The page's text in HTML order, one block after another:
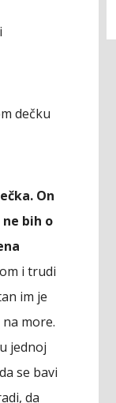
dečku
On
bih o
i trudi
im je
more.
jednoj
se bavi
da